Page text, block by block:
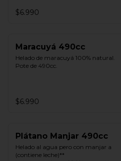
$6.990
Maracuyá 490cc
Helado de maracuyá 100% natural.
Pote de 490cc.
$6.990
Plátano Manjar 490cc
Helado al agua pero con manjar a
(contiene leche)**